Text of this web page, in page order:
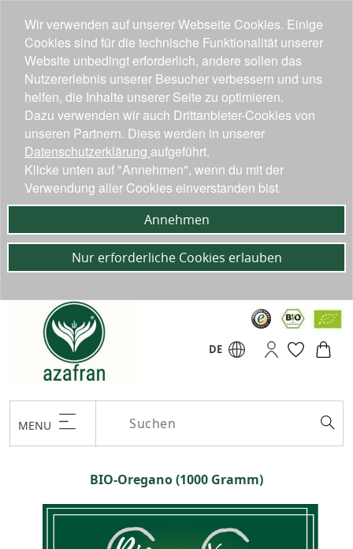
DE
MENU
BIO-Oregano (1000 Gramm)
Wir verwenden auf unserer Webseite Cookies. Einige
Cookies sind für die technische Funktionalität unserer
Website unbedingt erforderlich, andere sollen das
Nutzererlebnis unserer Besucher verbessern und uns
helfen, die Inhalte unserer Seite zu optimieren.
Dazu verwenden wir auch Drittanbieter-Cookies von
unseren Partnern. Diese werden in unserer
Datenschutzerklärung aufgeführt.
Klicke unten auf "Annehmen", wenn du mit der
Verwendung aller Cookies einverstanden bist.
Annehmen
Nur erforderliche Cookies erlauben